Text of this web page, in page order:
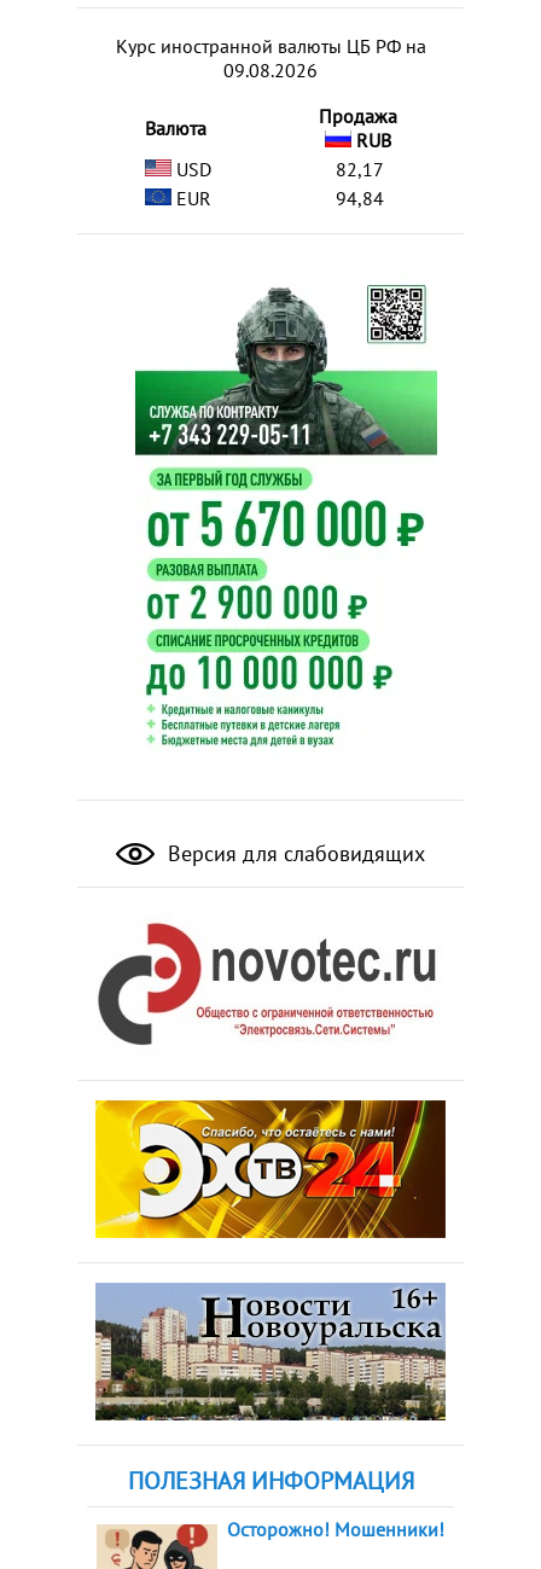
Курс иностранной валюты ЦБ РФ на
09.08.2026
Валюта
Продажа
RUB
USD
82,17
EUR
94,84
Версия для слабовидящих
ПОЛЕЗНАЯ ИНФОРМАЦИЯ
Осторожно! Мошенники!